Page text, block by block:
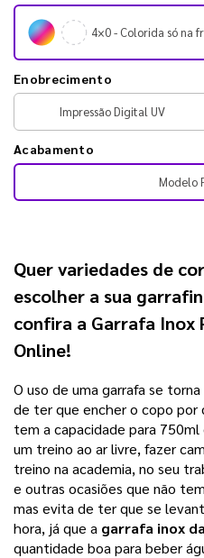
4×0 - Colorida só na
Enobrecimento
Impressão Digital UV
Acabamento
Modelo
Quer variedades de
escolher a sua
confira a Garrafa Inox
Online!
O uso de uma garrafa se
de ter que encher o copo por
tem a capacidade para
um treino ao ar livre, fazer
treino na academia, no seu
e outras ocasiões que não
mas evita de ter que se
hora, já que a garrafa inox
quantidade boa para beber